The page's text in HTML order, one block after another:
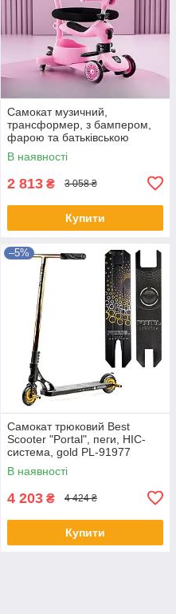
Самокат музичний,
трансформер, з бампером,
фарою та батьківською
ручкою, 3в1, Maraton, K619
рожевий
В наявності
2 813 ₴ 3 058 ₴
Купити
–5%
Самокат трюковий Best
Scooter "Portal", пеги, HIC-
система, gold PL-91977
В наявності
4 203 ₴ 4 424 ₴
Купити